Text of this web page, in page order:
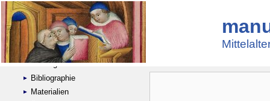
Suche
Handschriftensammlungen
Digitalisierte Handschriften
Kataloge
Bibliographie
Materialien